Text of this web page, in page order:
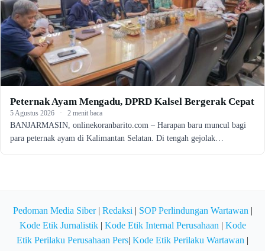
Peternak Ayam Mengadu, DPRD Kalsel Bergerak Cepat
5 Agustus 2026 · 2 menit baca
BANJARMASIN, onlinekoranbarito.com – Harapan baru muncul bagi
para peternak ayam di Kalimantan Selatan. Di tengah gejolak…
Pedoman Media Siber| Redaksi | SOP Perlindungan Wartawan |
Kode Etik Jurnalistik| Kode Etik Internal Perusahaan | Kode
Etik Perilaku Perusahaan Pers| Kode Etik Perilaku Wartawan |